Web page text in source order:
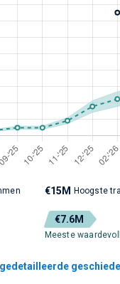
€15M Hoogste
€7.6M
Meeste